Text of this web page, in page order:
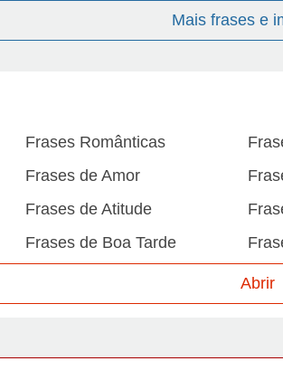
Mais frases e
Frases Românticas
Frases de Amor
Frases de Atitude
Frases de Boa Tarde
Frases de Desculpa
Abrir